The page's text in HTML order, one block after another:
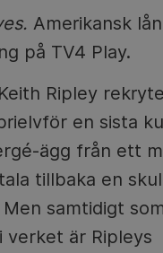
Amerikansk
på TV4 Play.
Ripley
en sista
ägg från ett
tillbaka en
samtidigt
verket är Ripleys